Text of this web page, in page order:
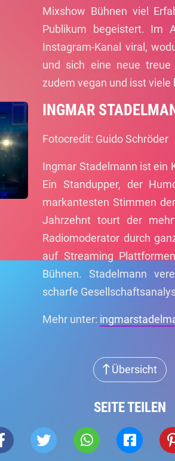
Mixshow Bühnen viel
Publikum begeistert. Im
Instagram-Kanal viral,
und sich eine neue
zudem vegan und isst viele
INGMAR
Fotocredit: Guido Schröder
Ingmar Stadelmann ist ein
Ein Standupper, der
markantesten Stimmen
Jahrzehnt tourt der
Radiomoderator durch
auf Streaming
Bühnen. Stadelmann
scharfe
Mehr unter:
Übersicht
SEITE TEILEN